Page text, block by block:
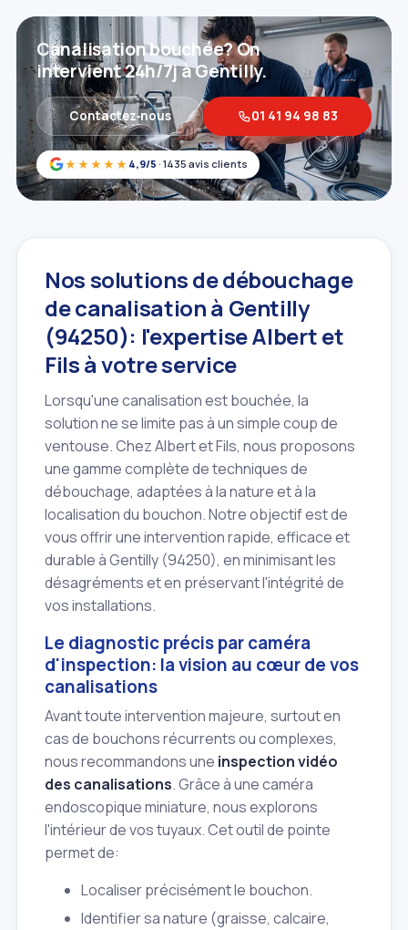
★★★★★ 4,9/5 · 1435 avis clients
Canalisation bouchée? On
intervient 24h/7j à Gentilly.
Contactez‑nous 01 41 94 98 83
Nos solutions de débouchage
de canalisation à Gentilly
(94250): l'expertise Albert et
Fils à votre service
Lorsqu'une canalisation est bouchée, la
solution ne se limite pas à un simple coup de
ventouse. Chez Albert et Fils, nous proposons
une gamme complète de techniques de
débouchage, adaptées à la nature et à la
localisation du bouchon. Notre objectif est de
vous offrir une intervention rapide, efficace et
durable à Gentilly (94250), en minimisant les
désagréments et en préservant l'intégrité de
vos installations.
Le diagnostic précis par caméra
d'inspection: la vision au cœur de vos
canalisations
Avant toute intervention majeure, surtout en
cas de bouchons récurrents ou complexes,
nous recommandons une inspection vidéo
des canalisations. Grâce à une caméra
endoscopique miniature, nous explorons
l'intérieur de vos tuyaux. Cet outil de pointe
permet de:
Localiser précisément le bouchon.
Identifier sa nature (graisse, calcaire,